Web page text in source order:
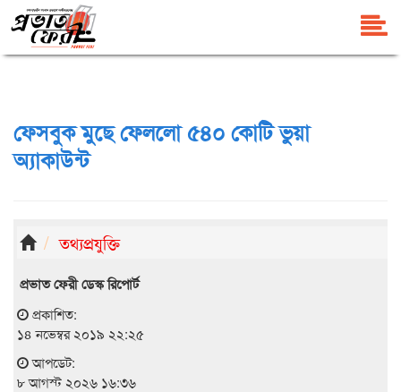
ফেসবুক মুছে ফেললো ৫৪০ কোটি ভুয়া
অ্যাকাউন্ট
তথ্যপ্রযুক্তি
প্রভাত ফেরী ডেস্ক রিপোর্ট
প্রকাশিত:
১৪ নভেম্বর ২০১৯ ২২:২৫
আপডেট:
৮ আগস্ট ২০২৬ ১৬:৩৬